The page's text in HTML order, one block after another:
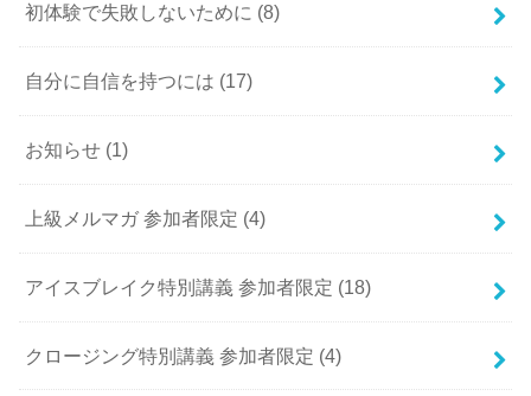
初体験で失敗しないために (8)
自分に自信を持つには (17)
お知らせ (1)
上級メルマガ 参加者限定 (4)
アイスブレイク特別講義 参加者限定 (18)
クロージング特別講義 参加者限定 (4)